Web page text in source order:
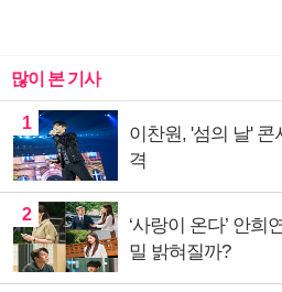
많이 본 기사
1
이찬원, '섬의 날'
격
2
‘사랑이 온다’ 안
밀 밝혀질까?